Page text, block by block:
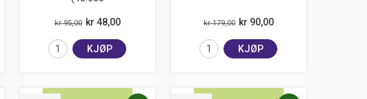
kr 95,00 kr 48,00
KJØP
kr 179,00 kr 90,00
KJØP